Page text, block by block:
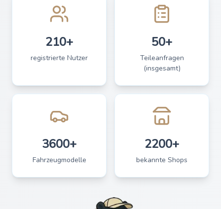
210+
registrierte Nutzer
50+
Teileanfragen
(insgesamt)
3600+
Fahrzeugmodelle
2200+
bekannte Shops